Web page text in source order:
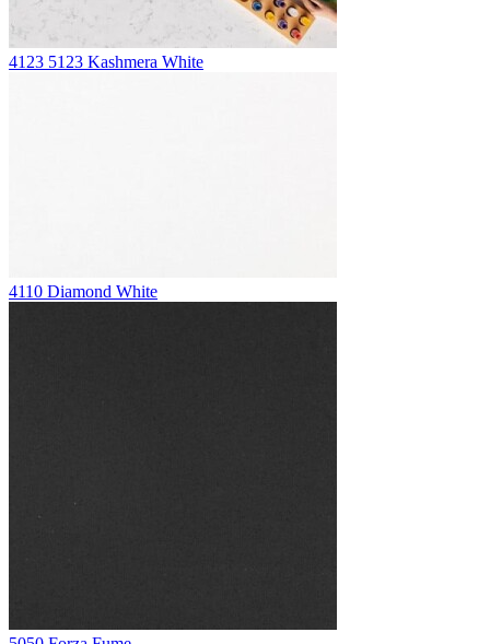
4123 5123 Kashmera White
4110 Diamond White